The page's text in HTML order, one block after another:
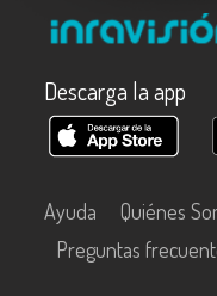
Descarga la app
Ayuda Quiénes
Preguntas